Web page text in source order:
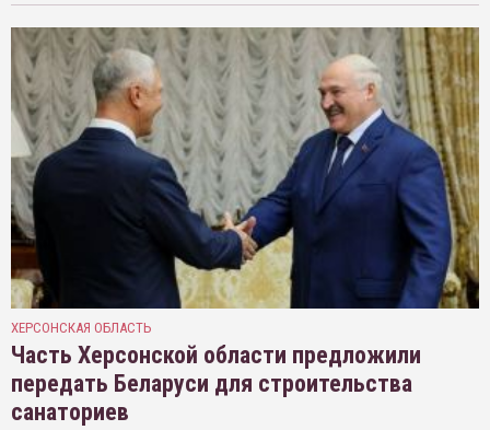
ХЕРСОНСКАЯ ОБЛАСТЬ
Часть Херсонской области предложили
передать Беларуси для строительства
санаториев